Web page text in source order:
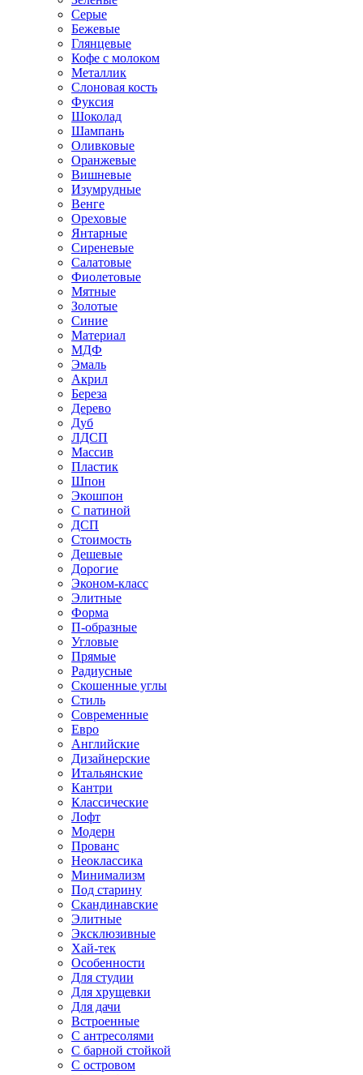
Серые
Бежевые
Глянцевые
Кофе с молоком
Металлик
Слоновая кость
Фуксия
Шоколад
Шампань
Оливковые
Оранжевые
Вишневые
Изумрудные
Венге
Ореховые
Янтарные
Сиреневые
Салатовые
Фиолетовые
Мятные
Золотые
Синие
Материал
МДФ
Эмаль
Акрил
Береза
Дерево
Дуб
ЛДСП
Массив
Пластик
Шпон
Экошпон
С патиной
ДСП
Стоимость
Дешевые
Дорогие
Эконом-класс
Элитные
Форма
П-образные
Угловые
Прямые
Радиусные
Скошенные углы
Стиль
Современные
Евро
Английские
Дизайнерские
Итальянские
Кантри
Классические
Лофт
Модерн
Прованс
Неоклассика
Минимализм
Под старину
Скандинавские
Элитные
Эксклюзивные
Хай-тек
Особенности
Для студии
Для хрущевки
Для дачи
Встроенные
С антресолями
С барной стойкой
С островом